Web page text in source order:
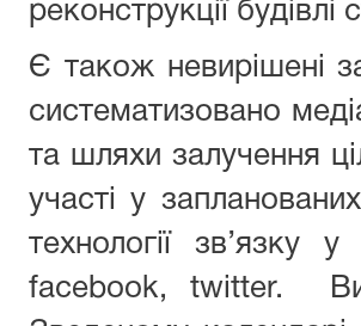
реконструкції будівлі
Є також невирішені
систематизовано
та шляхи залучення
участі у
технології зв’язку
facebook, twitter.